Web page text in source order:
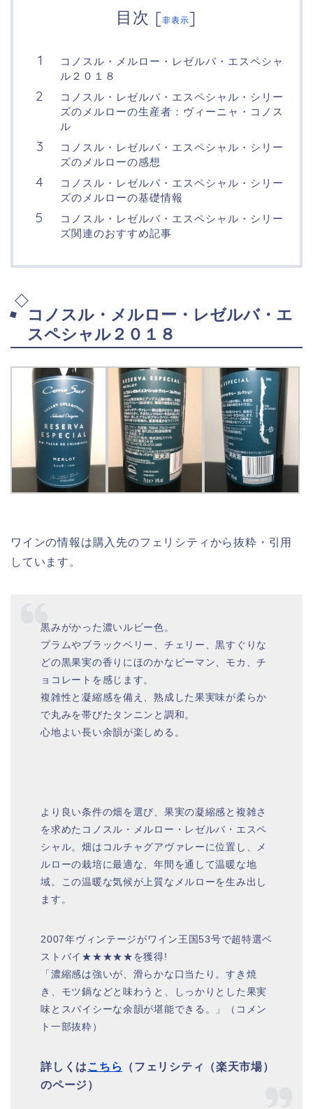
目次 [非表示]
コノスル・メルロー・レゼルバ・エスペシャ
ル２０１８
コノスル・レゼルバ・エスペシャル・シリー
ズのメルローの生産者：ヴィーニャ・コノス
ル
コノスル・レゼルバ・エスペシャル・シリー
ズのメルローの感想
コノスル・レゼルバ・エスペシャル・シリー
ズのメルローの基礎情報
コノスル・レゼルバ・エスペシャル・シリー
ズ関連のおすすめ記事
コノスル・メルロー・レゼルバ・エ
スペシャル２０１８
ワインの情報は購入先のフェリシティから抜粋・引用
しています。
黒みがかった濃いルビー色。
プラムやブラックベリー、チェリー、黒すぐりな
どの黒果実の香りにほのかなピーマン、モカ、チ
ョコレートを感じます。
複雑性と凝縮感を備え、熟成した果実味が柔らか
で丸みを帯びたタンニンと調和。
心地よい長い余韻が楽しめる。
より良い条件の畑を選び、果実の凝縮感と複雑さ
を求めたコノスル・メルロー・レゼルバ・エスペ
シャル。畑はコルチャグアヴァレーに位置し、メ
ルローの栽培に最適な、年間を通して温暖な地
域。この温暖な気候が上質なメルローを生み出し
ます。
2007年ヴィンテージがワイン王国53号で超特選ベ
ストバイ★★★★★を獲得!
「濃縮感は強いが、滑らかな口当たり。すき焼
き、モツ鍋などと味わうと、しっかりとした果実
味とスパイシーな余韻が堪能できる。」（コメン
ト一部抜粋）
詳しくは こちら
（フェリシティ（楽天市場）
のページ）